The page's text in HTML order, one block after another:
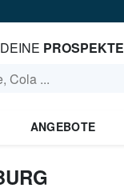
PROSPEKTE
ANGEBOTE